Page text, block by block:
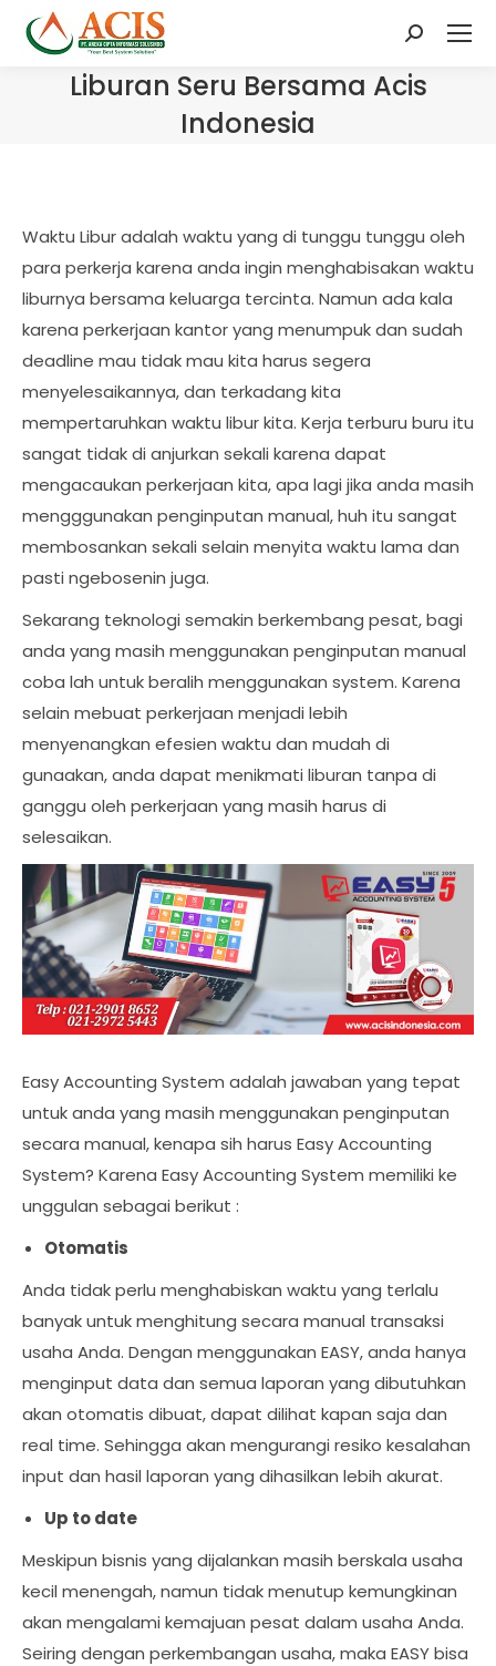
Search:
Liburan Seru Bersama Acis
Indonesia
Waktu Libur adalah waktu yang di tunggu tunggu oleh
para perkerja karena anda ingin menghabisakan waktu
liburnya bersama keluarga tercinta. Namun ada kala
karena perkerjaan kantor yang menumpuk dan sudah
deadline mau tidak mau kita harus segera
menyelesaikannya, dan terkadang kita
mempertaruhkan waktu libur kita. Kerja terburu buru itu
sangat tidak di anjurkan sekali karena dapat
mengacaukan perkerjaan kita, apa lagi jika anda masih
mengggunakan penginputan manual, huh itu sangat
membosankan sekali selain menyita waktu lama dan
pasti ngebosenin juga.
Sekarang teknologi semakin berkembang pesat, bagi
anda yang masih menggunakan penginputan manual
coba lah untuk beralih menggunakan system. Karena
selain mebuat perkerjaan menjadi lebih
menyenangkan efesien waktu dan mudah di
gunaakan, anda dapat menikmati liburan tanpa di
ganggu oleh perkerjaan yang masih harus di
selesaikan.
Easy Accounting System adalah jawaban yang tepat
untuk anda yang masih menggunakan penginputan
secara manual, kenapa sih harus Easy Accounting
System? Karena Easy Accounting System memiliki ke
unggulan sebagai berikut :
Otomatis
Anda tidak perlu menghabiskan waktu yang terlalu
banyak untuk menghitung secara manual transaksi
usaha Anda. Dengan menggunakan EASY, anda hanya
menginput data dan semua laporan yang dibutuhkan
akan otomatis dibuat, dapat dilihat kapan saja dan
real time. Sehingga akan mengurangi resiko kesalahan
input dan hasil laporan yang dihasilkan lebih akurat.
Up to date
Meskipun bisnis yang dijalankan masih berskala usaha
kecil menengah, namun tidak menutup kemungkinan
akan mengalami kemajuan pesat dalam usaha Anda.
Seiring dengan perkembangan usaha, maka EASY bisa